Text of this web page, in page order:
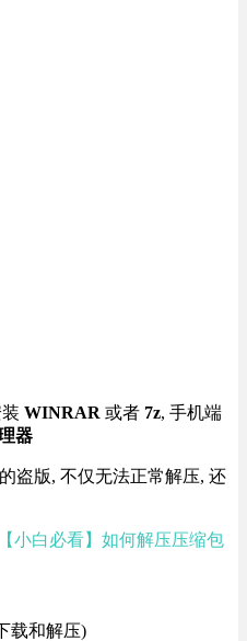
WINRAR 或者 7z, 手机端
器
盗版, 不仅无法正常解压, 还
小白必看】如何解压压缩包
载和解压)